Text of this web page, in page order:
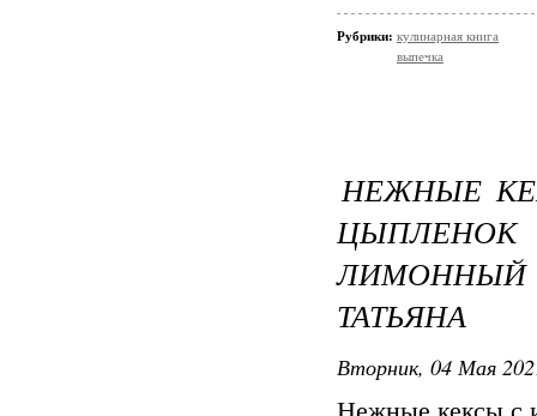
Рубрики: кулинарная книга
выпечка
НЕЖНЫЕ
ЛИМОННЫЙ
ТАТЬЯНА
Вторник, 04 Мая